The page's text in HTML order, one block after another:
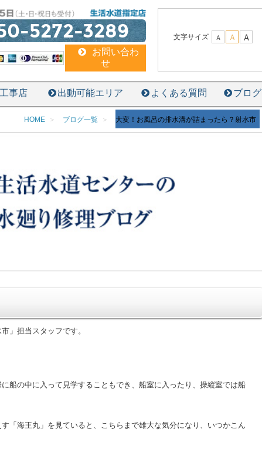
5272-3289
お問い合わ
せ
文字サイズ Ａ Ａ Ａ
事店 出動可能エリア よくある質問 ブログ
HOME ブログ一覧 大変！お風呂の排水溝が詰まったら？射水市
」担当スタッフです。
船の中に入って見学することもでき、船室に入ったり、操縦室では船
「海王丸」を見ていると、こちらまで雄大な気分になり、いつかこん